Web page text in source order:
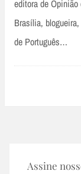
editora de
Brasília,
de Português…
Assine